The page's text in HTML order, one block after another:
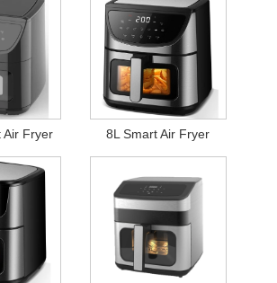
Air Fryer 8L Smart Air Fryer